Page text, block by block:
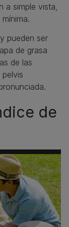
a simple vista,
pueden ser
de grasa
de las
de